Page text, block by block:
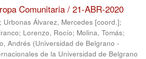
Comunitaria / 21-ABR-2020
; Urbonas Álvarez, Mercedes [coord.];
; Lorenzo, Rocío; Molina, Tomás;
Andrés (Universidad de Belgrano -
de la Universidad de Belgrano